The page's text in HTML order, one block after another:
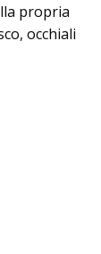
propria
occhiali